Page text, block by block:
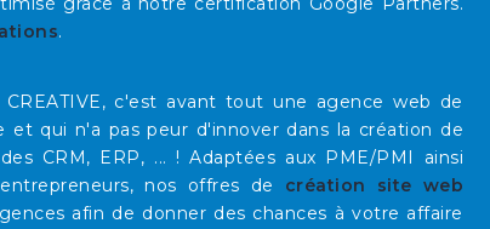
.
c'est avant tout une agence web de
et qui n'a pas peur d'innover dans la création de
CRM, ERP, ... ! Adaptées aux PME/PMI ainsi
nos offres de création site web
afin de donner des chances à votre affaire